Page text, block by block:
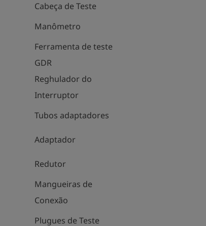
Cabeça de Teste
Manômetro
Ferramenta de teste
GDR
Reghulador do
Interruptor
Tubos adaptadores
Adaptador
Redutor
Mangueiras de
Conexão
Plugues de Teste